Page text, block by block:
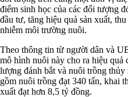
điểm sinh học của các đối tượng
đầu tư, tăng hiệu quả sản xuất,
nhiễm môi trường nuôi.
Theo thông tin từ người dân và
mô hình nuôi này cho ra hiệu quả
lượng đánh bắt và nuôi trồng thủy
gồm nuôi trồng đạt 340 tấn, khai
xuất đạt hơn 8,5 tỷ đồng.